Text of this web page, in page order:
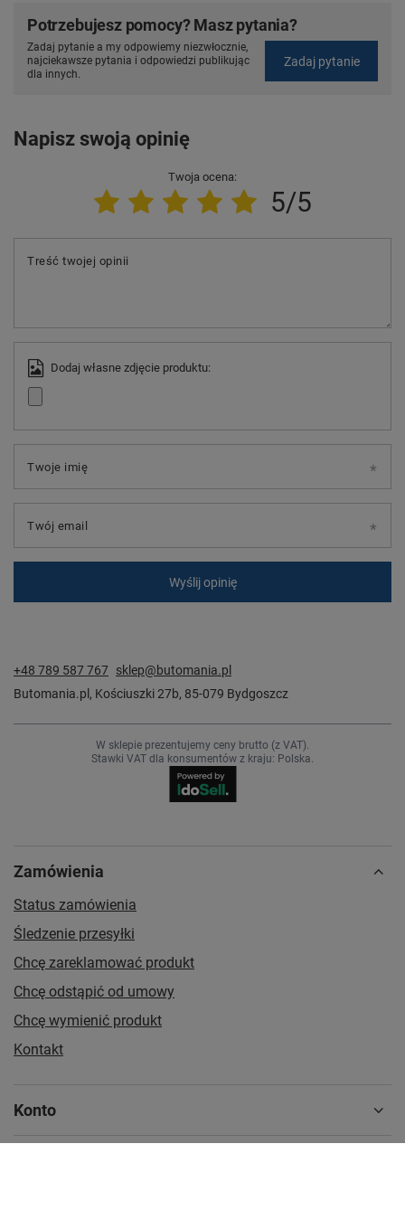
Potrzebujesz pomocy? Masz pytania?
Zadaj pytanie a my odpowiemy niezwłocznie,
najciekawsze pytania i odpowiedzi publikując
dla innych.
Zadaj pytanie
Napisz swoją opinię
Twoja ocena:
5/5
Treść twojej opinii
Dodaj własne zdjęcie produktu:
Twoje imię
Twój email
Wyślij opinię
+48 789 587 767 sklep@butomania.pl
Butomania.pl , Kościuszki 27b, 85-079 Bydgoszcz
W sklepie prezentujemy ceny brutto (z VAT).
Stawki VAT dla konsumentów z kraju: Polska.
Zamówienia
Status zamówienia
Śledzenie przesyłki
Chcę zareklamować produkt
Chcę odstąpić od umowy
Chcę wymienić produkt
Kontakt
Konto